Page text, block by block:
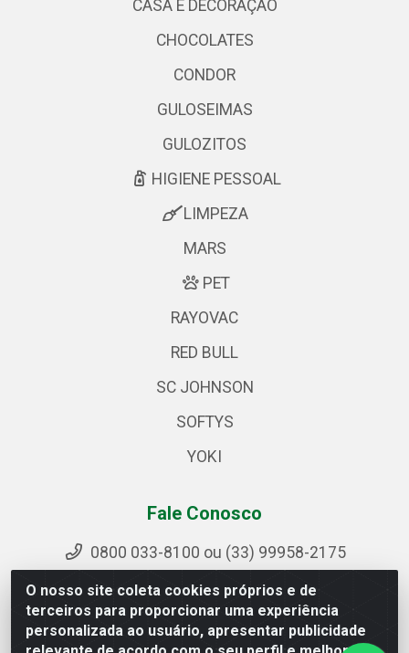
O nosso site coleta cookies próprios e de
terceiros para proporcionar uma experiência
personalizada ao usuário, apresentar publicidade
CASA E DECORAÇÃO
CHOCOLATES
CONDOR
GULOSEIMAS
GULOZITOS
HIGIENE PESSOAL
LIMPEZA
MARS
PET
RAYOVAC
RED BULL
SC JOHNSON
SOFTYS
YOKI
Fale Conosco
0800 033-8100 ou (33) 99958-2175
sac@ipirangamg.com.br
Acompanhe nossas publicações